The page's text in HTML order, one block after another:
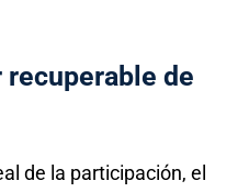
recuperable de
de la participación, el